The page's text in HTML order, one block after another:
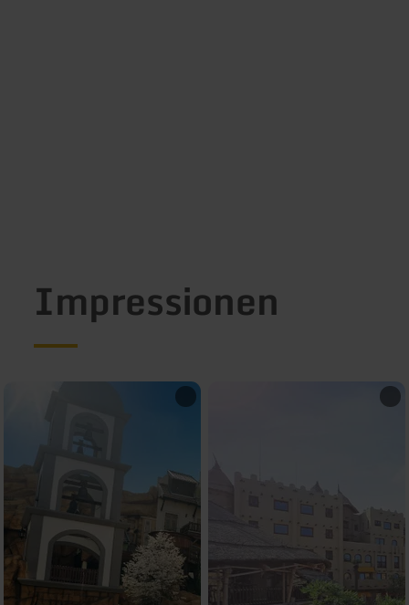
Impressionen